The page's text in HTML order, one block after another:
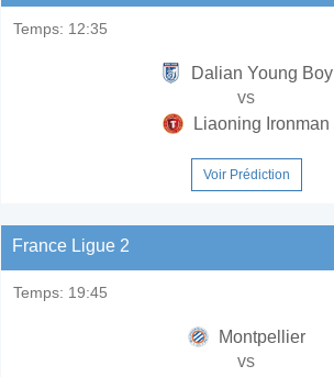
Temps: 12:35
Dalian Young Boy
vs
Liaoning Ironman
Voir Prédiction
France Ligue 2
Temps: 19:45
Montpellier
vs